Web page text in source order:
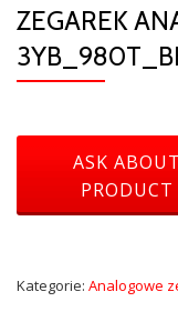
ZEGAREK
Kategorie: Analogowe